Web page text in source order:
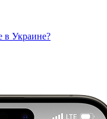
в Украине?